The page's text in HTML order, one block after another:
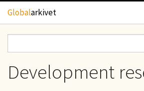
Hoppa till huvudinnehåll
Globalarkivet
TIDSKRIFTER
Sökformulär
Development